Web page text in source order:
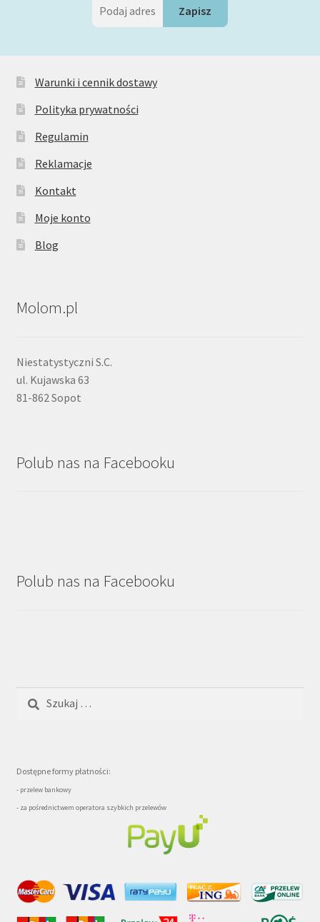
Warunki i cennik dostawy
Polityka prywatności
Regulamin
Reklamacje
Kontakt
Moje konto
Blog
Molom.pl
Niestatystyczni S.C.
ul. Kujawska 63
81-862 Sopot
Polub nas na Facebooku
Polub nas na Facebooku
Dostępne formy płatności:
- przelew bankowy
- za pośrednictwem operatora szybkich przelewów